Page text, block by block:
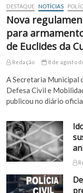
DESTAQUE NOTÍCIAS
Nova
para
de Euclides da
Redação 8 de agosto
A Secretaria Municipal
Defesa Civil e
publicou no diário